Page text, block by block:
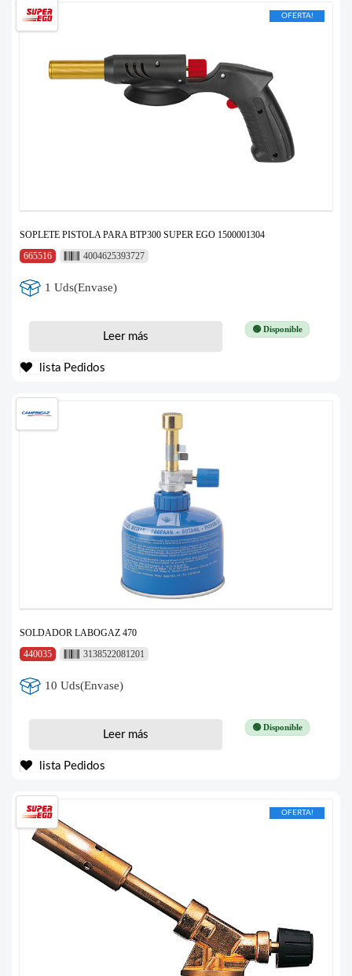
OFERTA!
SOPLETE PISTOLA PARA BTP300 SUPER EGO 1500001304
665516
4004625393727
1 Uds(Envase)
🟢 Disponible
Leer más
lista Pedidos
SOLDADOR LABOGAZ 470
440035
3138522081201
10 Uds(Envase)
🟢 Disponible
Leer más
lista Pedidos
OFERTA!